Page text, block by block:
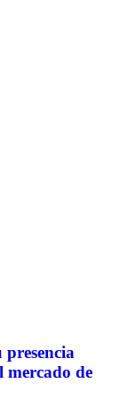
mercado de